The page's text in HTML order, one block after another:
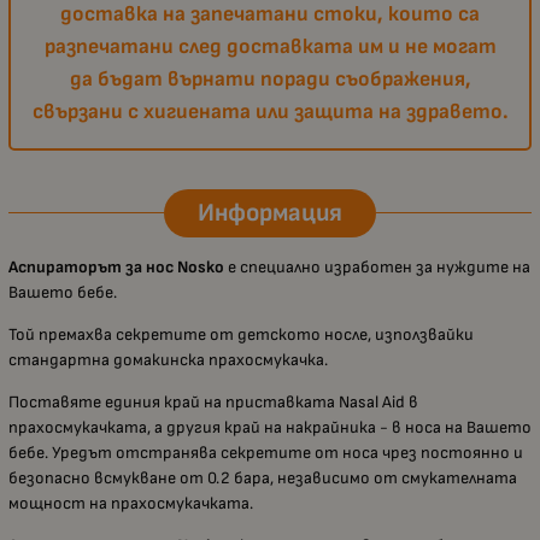
доставка на запечатани стоки, които са
разпечатани след доставката им и не могат
да бъдат върнати поради съображения,
свързани с хигиената или защита на здравето.
Информация
Аспираторът за нос Nosko e специално изработен за нуждите на
Вашето бебе.
Той премахва секретите от детското носле, използвайки
стандартна домакинска прахосмукачка.
Поставяте единия край на приставката Nasal Aid в
прахосмукачката, а другия край на накрайника - в носа на Вашето
бебе. Уредът отстранява секретите от носа чрез постоянно и
безопасно всмукване от 0.2 бара, независимо от смукателната
мощност на прахосмукачката.